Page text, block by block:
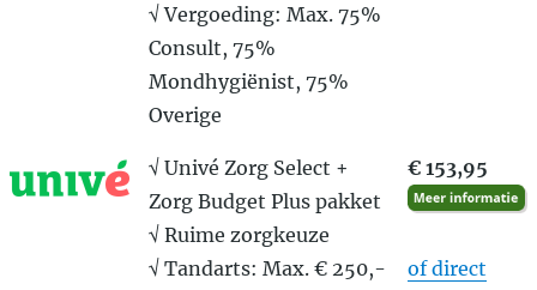
√ Vergoeding: Max. 75%
Consult, 75%
Mondhygiënist, 75%
Overige
√ Univé Zorg Select +
Zorg Budget Plus pakket
√ Ruime zorgkeuze
√ Tandarts: Max. € 250,-
€ 153,95
of direct